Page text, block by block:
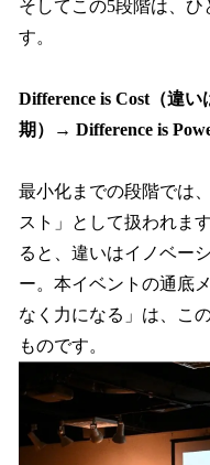
そしてこの5段階は、
す。
Difference is Cost（違
期）→ Difference is
最小化までの段階では
スト」として扱われま
ると、違いはイノベー
ー。本イベントの通底
なく力になる」は、こ
ものです。